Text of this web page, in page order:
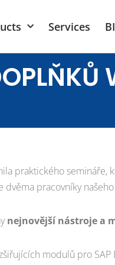
Services
praktického semináře,
dvěma pracovníky
nejnovější nástroje a
modulů pro SAP